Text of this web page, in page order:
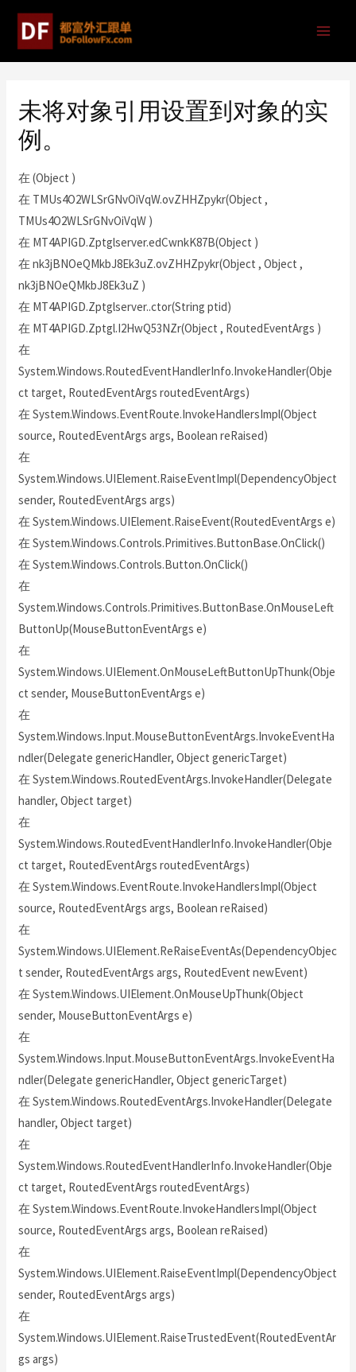
未将对象引用设置到对象的实
例。
在 (Object )
在 TMUs4O2WLSrGNvOiVqW.ovZHHZpykr(Object ,
TMUs4O2WLSrGNvOiVqW )
在 MT4APIGD.Zptglserver.edCwnkK87B(Object )
在 nk3jBNOeQMkbJ8Ek3uZ.ovZHHZpykr(Object , Object ,
nk3jBNOeQMkbJ8Ek3uZ )
在 MT4APIGD.Zptglserver..ctor(String ptid)
在 MT4APIGD.Zptgl.I2HwQ53NZr(Object , RoutedEventArgs )
在
System.Windows.RoutedEventHandlerInfo.InvokeHandler(Obje
ct target, RoutedEventArgs routedEventArgs)
在 System.Windows.EventRoute.InvokeHandlersImpl(Object
source, RoutedEventArgs args, Boolean reRaised)
在
System.Windows.UIElement.RaiseEventImpl(DependencyObject
sender, RoutedEventArgs args)
在 System.Windows.UIElement.RaiseEvent(RoutedEventArgs e)
在 System.Windows.Controls.Primitives.ButtonBase.OnClick()
在 System.Windows.Controls.Button.OnClick()
在
System.Windows.Controls.Primitives.ButtonBase.OnMouseLeft
ButtonUp(MouseButtonEventArgs e)
在
System.Windows.UIElement.OnMouseLeftButtonUpThunk(Obje
ct sender, MouseButtonEventArgs e)
在
System.Windows.Input.MouseButtonEventArgs.InvokeEventHa
ndler(Delegate genericHandler, Object genericTarget)
在 System.Windows.RoutedEventArgs.InvokeHandler(Delegate
handler, Object target)
在
System.Windows.RoutedEventHandlerInfo.InvokeHandler(Obje
ct target, RoutedEventArgs routedEventArgs)
在 System.Windows.EventRoute.InvokeHandlersImpl(Object
source, RoutedEventArgs args, Boolean reRaised)
在
System.Windows.UIElement.ReRaiseEventAs(DependencyObjec
t sender, RoutedEventArgs args, RoutedEvent newEvent)
在 System.Windows.UIElement.OnMouseUpThunk(Object
sender, MouseButtonEventArgs e)
在
System.Windows.Input.MouseButtonEventArgs.InvokeEventHa
ndler(Delegate genericHandler, Object genericTarget)
在 System.Windows.RoutedEventArgs.InvokeHandler(Delegate
handler, Object target)
在
System.Windows.RoutedEventHandlerInfo.InvokeHandler(Obje
ct target, RoutedEventArgs routedEventArgs)
在 System.Windows.EventRoute.InvokeHandlersImpl(Object
source, RoutedEventArgs args, Boolean reRaised)
在
System.Windows.UIElement.RaiseEventImpl(DependencyObject
sender, RoutedEventArgs args)
在
System.Windows.UIElement.RaiseTrustedEvent(RoutedEventAr
gs args)